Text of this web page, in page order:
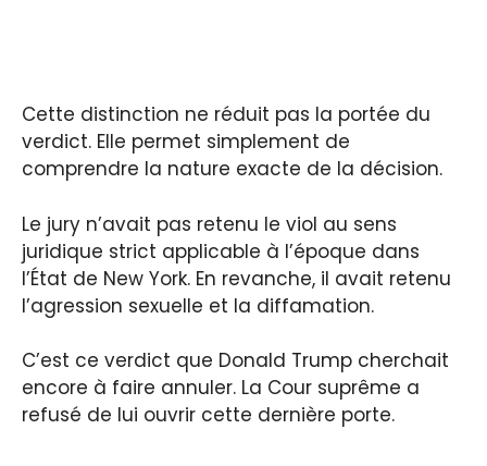
Cette distinction ne réduit pas la portée du
verdict. Elle permet simplement de
comprendre la nature exacte de la décision.
Le jury n’avait pas retenu le viol au sens
juridique strict applicable à l’époque dans
l’État de New York. En revanche, il avait retenu
l’agression sexuelle et la diffamation.
C’est ce verdict que Donald Trump cherchait
encore à faire annuler. La Cour suprême a
refusé de lui ouvrir cette dernière porte.